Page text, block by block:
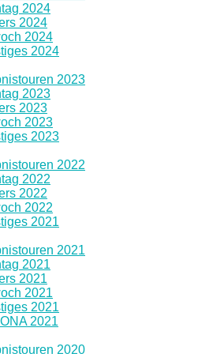
2024
2024
2024
2024
2023
2023
2023
2023
2023
2022
2022
2022
2022
2021
2021
2021
2021
2021
2021
2021
2020